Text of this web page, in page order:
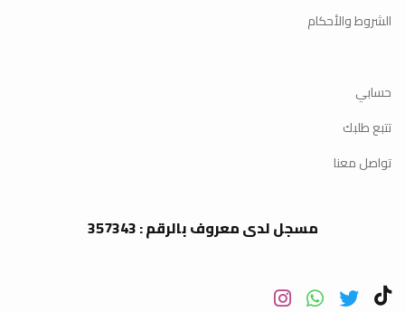
الشروط والأحكام
حسابي
تتبع طلبك
تواصل معنا
مسجل لدى معروف بالرقم : 357343